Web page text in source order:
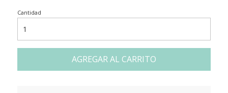
Cantidad
AGREGAR AL CARRITO